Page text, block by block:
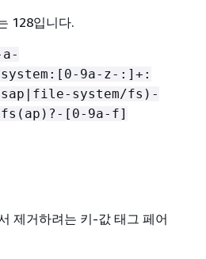
128입니다.
9a-z-:]+:
system/fs)-
[0-9a-f]
제거하려는 키-값 태그 페어